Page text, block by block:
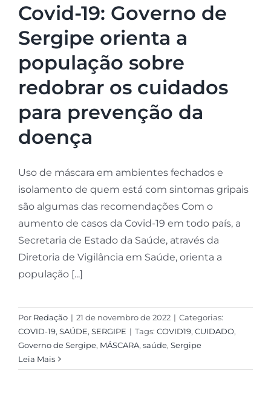
Covid-19: Governo de
Sergipe orienta a
população sobre
redobrar os cuidados
para prevenção da
doença
Uso de máscara em ambientes fechados e
isolamento de quem está com sintomas gripais
são algumas das recomendações Com o
aumento de casos da Covid-19 em todo país, a
Secretaria de Estado da Saúde, através da
Diretoria de Vigilância em Saúde, orienta a
população [...]
Por Redação | 21 de novembro de 2022 | Categorias:
COVID-19, SAÚDE, SERGIPE | Tags: COVID19, CUIDADO,
Governo de Sergipe, MÁSCARA, saúde, Sergipe
Leia Mais